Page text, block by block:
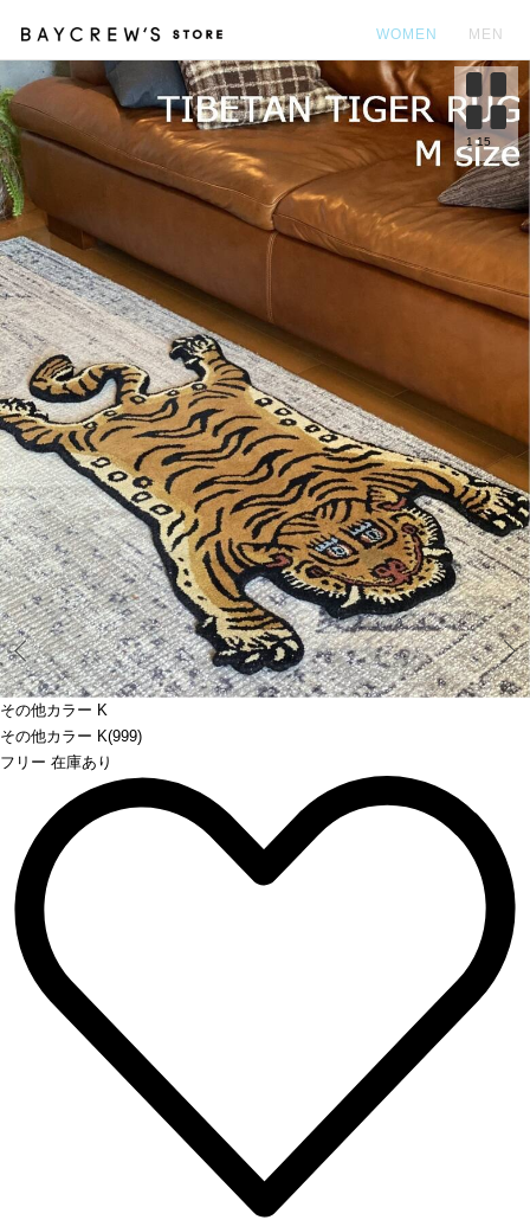
WOMEN MEN
その他カラー K
その他カラー K(999)
フリー 在庫あり
Prev
1 15